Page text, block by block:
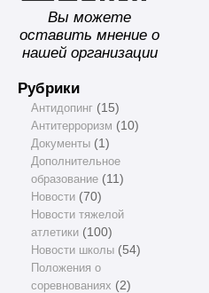
Вы можете
оставить мнение о
нашей организации
Рубрики
Антидопинг(15)
Антитерроризм (10)
Документы(1)
Дополнительное
образование(11)
Новости(70)
Новости тяжелой
атлетики(100)
Новости школы(54)
Положения о
соревнованиях (2)